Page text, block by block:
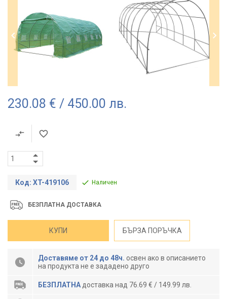
230.08 € / 450.00 лв.
Код: XT-419106 Наличен
БЕЗПЛАТНА ДОСТАВКА
КУПИ БЪРЗА ПОРЪЧКА
Доставяме от 24 до 48ч. освен ако в описанието
на продукта не е зададено друго
БЕЗПЛАТНА доставка над 76.69 € / 149.99 лв.